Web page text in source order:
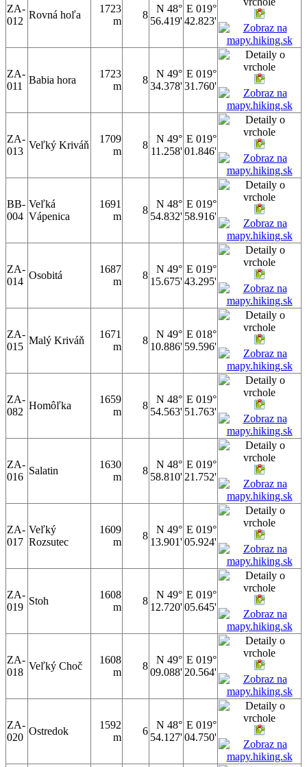
ZA-
012
Rovná hoľa
1723
m
8
N 48°
56.419'
E 019°
42.823'
ZA-
011
Babia hora
1723
m
8
N 49°
34.378'
E 019°
31.760'
ZA-
013
Veľký Kriváň
1709
m
8
N 49°
11.258'
E 019°
01.846'
BB-
004
Veľká
Vápenica
1691
m
8
N 48°
54.832'
E 019°
58.916'
ZA-
014
Osobitá
1687
m
8
N 49°
15.675'
E 019°
43.295'
ZA-
015
Malý Kriváň
1671
m
8
N 49°
10.886'
E 018°
59.596'
ZA-
082
Homôľka
1659
m
8
N 48°
54.563'
E 019°
51.763'
ZA-
016
Salatin
1630
m
8
N 48°
58.810'
E 019°
21.752'
ZA-
017
Veľký
Rozsutec
1609
m
8
N 49°
13.901'
E 019°
05.924'
ZA-
019
Stoh
1608
m
8
N 49°
12.720'
E 019°
05.645'
ZA-
018
Veľký Choč
1608
m
8
N 49°
09.088'
E 019°
20.564'
ZA-
020
Ostredok
1592
m
6
N 48°
54.127'
E 019°
04.750'